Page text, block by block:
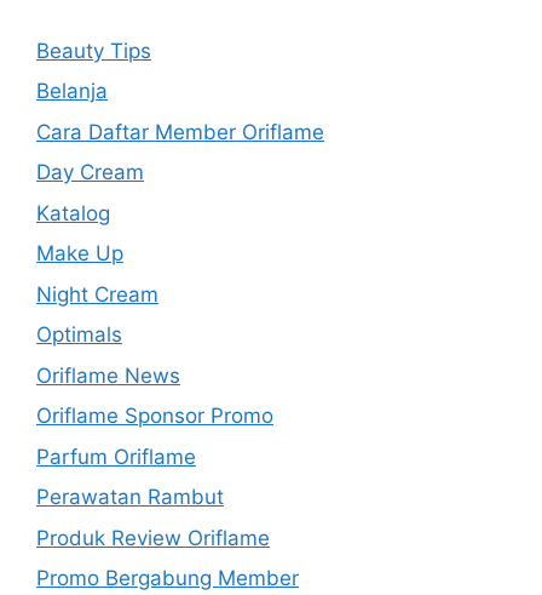
Beauty Tips
Belanja
Cara Daftar Member Oriflame
Day Cream
Katalog
Make Up
Night Cream
Optimals
Oriflame News
Oriflame Sponsor Promo
Parfum Oriflame
Perawatan Rambut
Produk Review Oriflame
Promo Bergabung Member